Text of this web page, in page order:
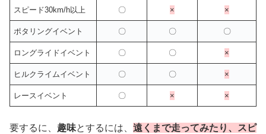
スピード30km/h以上 〇 × ×
ポタリングイベント 〇 〇 〇
ロングライドイベント 〇 〇 ×
ヒルクライムイベント 〇 〇 ×
レースイベント 〇 × ×
要するに、 趣味とするには、 遠くまで走ってみたり、スピ